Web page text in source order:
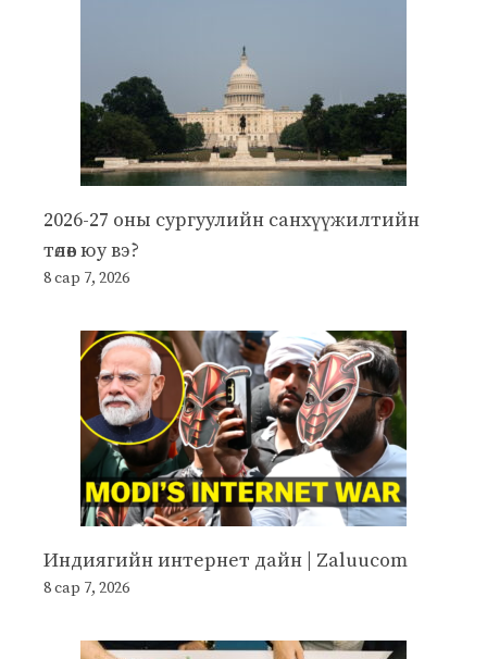
2026-27 оны сургуулийн санхүүжилтийн
төлөв юу вэ?
8 сар 7, 2026
Индиягийн интернет дайн | Zaluucom
8 сар 7, 2026